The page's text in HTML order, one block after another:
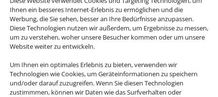
Ihnen ein besseres Internet-Erlebnis zu ermöglichen und die
Werbung, die Sie sehen, besser an Ihre Bedürfnisse anzupassen.
Diese Technologien nutzen wir außerdem, um Ergebnisse zu messen,
um zu verstehen, woher unsere Besucher kommen oder um unsere
Website weiter zu entwickeln.
Um Ihnen ein optimales Erlebnis zu bieten, verwenden wir
Technologien wie Cookies, um Geräteinformationen zu speichern
und/oder darauf zuzugreifen. Wenn Sie diesen Technologien
zustimmmen, können wir Daten wie das Surfverhalten oder